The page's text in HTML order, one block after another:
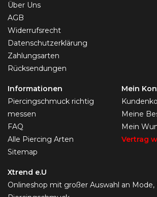
Über Uns
AGB
Widerrufsrecht
Datenschutzerklärung
Zahlungsarten
Rücksendungen
Informationen
Piercingschmuck richtig
messen
FAQ
Alle Piercing Arten
Sitemap
Mein
Meine
Mein
Vertrag
Xtrend e.U
Onlineshop mit großer Auswahl an Mode,